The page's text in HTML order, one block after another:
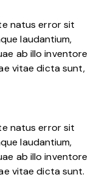
natus error sit
laudantium,
ab illo inventore
vitae dicta sunt,
natus error sit
laudantium,
ab illo inventore
vitae dicta sunt.